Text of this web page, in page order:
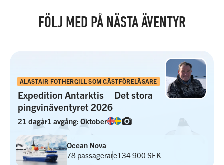
FÖLJ MED PÅ NÄSTA ÄVENTYR
ALASTAIR FOTHERGILL SOM GÄSTFÖRELÄSARE
Expedition Antarktis – Det stora
pingvinäventyret 2026
21 dagar1 avgång: Oktober
Ocean Nova
78 passagerare134 900 SEK